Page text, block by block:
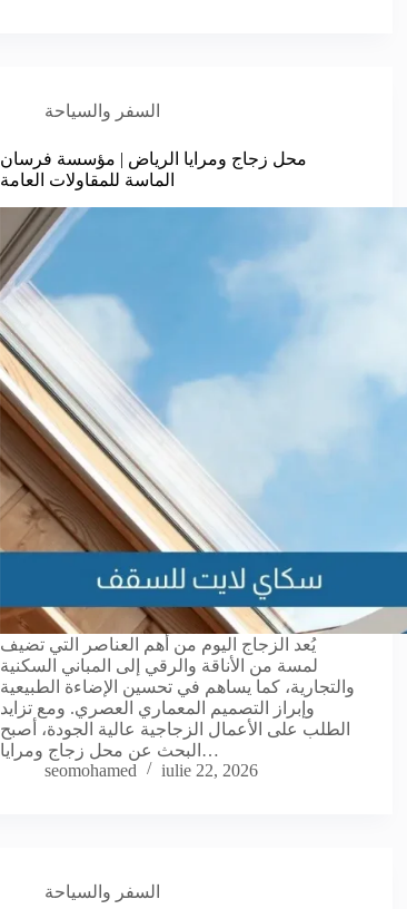
السفر والسياحة
محل زجاج ومرايا الرياض | مؤسسة فرسان
الماسة للمقاولات العامة
يُعد الزجاج اليوم من أهم العناصر التي تضيف
لمسة من الأناقة والرقي إلى المباني السكنية
والتجارية، كما يساهم في تحسين الإضاءة الطبيعية
وإبراز التصميم المعماري العصري. ومع تزايد
الطلب على الأعمال الزجاجية عالية الجودة، أصبح
البحث عن محل زجاج ومرايا…
seomohamed
iulie 22, 2026
السفر والسياحة